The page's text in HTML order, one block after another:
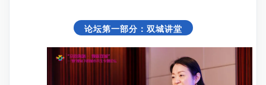
论坛第一部分：双城讲堂